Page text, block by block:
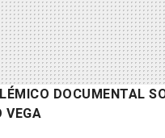
DOCUMENTAL
VEGA